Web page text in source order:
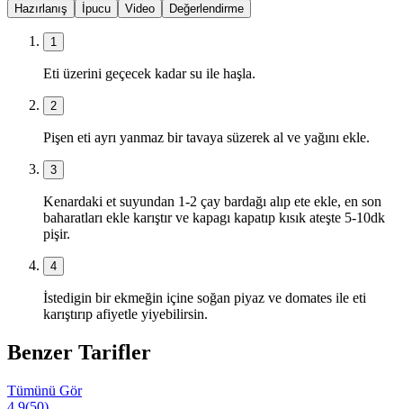
Hazırlanış İpucu Video Değerlendirme
1
Eti üzerini geçecek kadar su ile haşla.
2
Pişen eti ayrı yanmaz bir tavaya süzerek al ve yağını ekle.
3
Kenardaki et suyundan 1-2 çay bardağı alıp ete ekle, en son
baharatları ekle karıştır ve kapagı kapatıp kısık ateşte 5-10dk
pişir.
4
İstedigin bir ekmeğin içine soğan piyaz ve domates ile eti
karıştırıp afiyetle yiyebilirsin.
Benzer Tarifler
Tümünü Gör